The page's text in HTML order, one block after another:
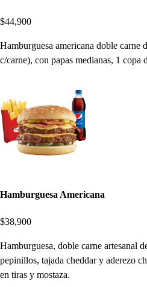
$44,900
Hamburguesa americana doble carne
c/carne), con papas medianas, 1 copa
Hamburguesa Americana
$38,900
Hamburguesa, doble carne artesanal
pepinillos, tajada cheddar y aderezo
en tiras y mostaza.